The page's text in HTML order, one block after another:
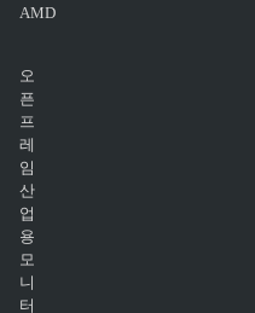
AMD
오
픈
프
레
임
산
업
용
모
니
터